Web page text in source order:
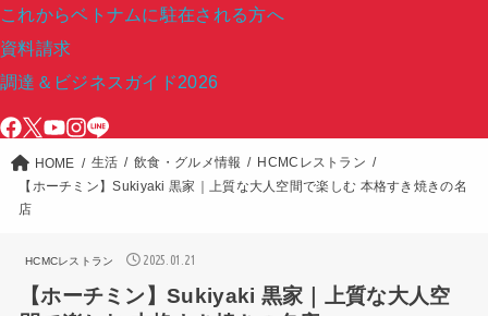
これからベトナムに駐在される方へ
資料請求
調達＆ビジネスガイド2026
HOME 生活 飲食・グルメ情報
HCMCレストラン
【ホーチミン】Sukiyaki 黒家｜上質な大人空間で楽しむ 本格すき焼きの名
店
HCMCレストラン 2025.01.21
【ホーチミン】Sukiyaki 黒家｜上質な大人空